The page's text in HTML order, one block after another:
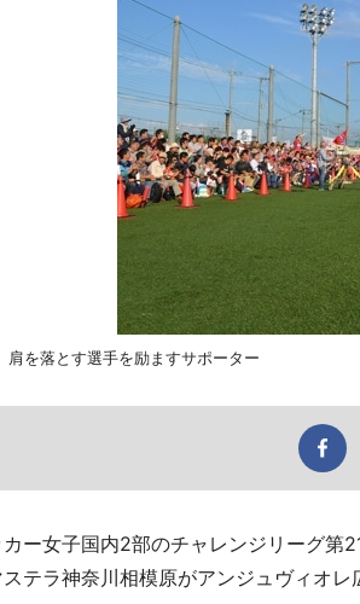
肩を落とす選手を励ますサポーター
ー女子国内2部のチャレンジリーグ第
ステラ神奈川相模原がアンジュヴィオレ